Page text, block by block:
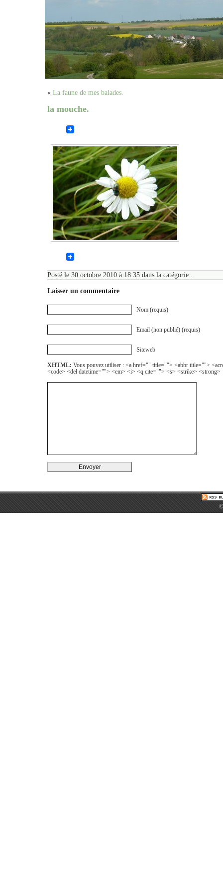
« La faune de mes balades.
la mouche.
Posté le 30 octobre 2010 à 18:35 dans la catégorie .
Laisser un commentaire
Nom (requis)
Email (non publié) (requis)
Siteweb
XHTML: Vous pouvez utiliser : <a href="" title=""> <abbr title="">
<code> <del datetime=""> <em> <i> <q cite=""> <s> <strike> <strong>